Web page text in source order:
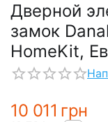
Дверной
замок
HomeKit,
10 011 грн